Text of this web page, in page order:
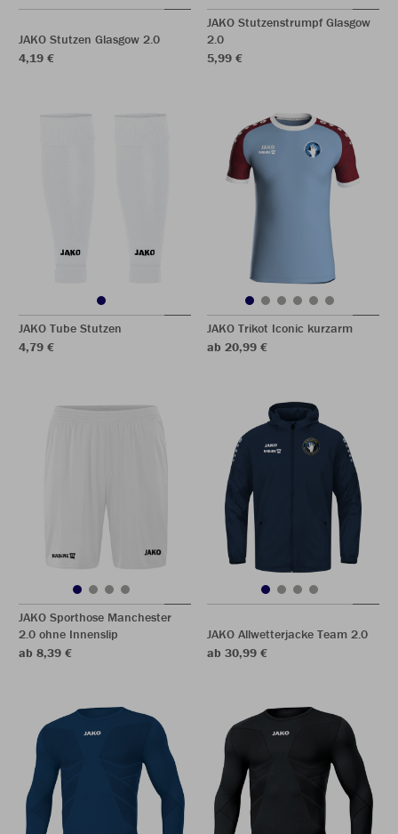
JAKO Stutzen Glasgow 2.0
4,19 €
JAKO Stutzenstrumpf Glasgow
2.0
5,99 €
JAKO Tube Stutzen
4,79 €
JAKO Trikot Iconic kurzarm
ab 20,99 €
JAKO Sporthose Manchester
2.0 ohne Innenslip
ab 8,39 €
JAKO Allwetterjacke Team 2.0
ab 30,99 €